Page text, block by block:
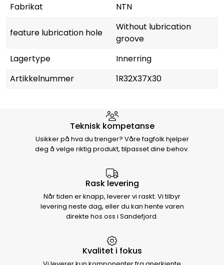
Fabrikat
NTN
feature lubrication hole
Without lubrication
groove
Lagertype
Innerring
Artikkelnummer
1R32X37X30
Hvorfor velge Storm Halvorsen
Teknisk kompetanse
Usikker på hva du trenger? Våre fagfolk hjelper
deg å velge riktig produkt, tilpasset dine behov.
Rask levering
Når tiden er knapp, leverer vi raskt. Vi tilbyr
levering neste dag, eller du kan hente varen
direkte hos oss i Sandefjord.
Kvalitet i fokus